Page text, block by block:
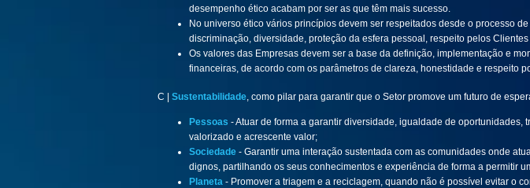
desempenho ético acabam por ser as que têm mais sucesso.
No universo ético vários princípios devem ser respeitados desde o processo
discriminação, diversidade, proteção da esfera pessoal, respeito pelos
Os valores das Empresas devem ser a base da definição, implementação e
financeiras, de acordo com os parâmetros de clareza, honestidade e respeito
C | Sustentabilidade, como pilar para garantir que o Setor promove um futuro de
Pessoas - Atuar de forma a garantir diversidade, igualdade de
valorizado e acrescente valor;
Sociedade - Garantir uma interação sustentada com as comunidades onde
dignos, partilhando os seus conhecimentos e experiência de forma a permitir
Planeta - Promover a triagem e a reciclagem, quando não é possível evitar o